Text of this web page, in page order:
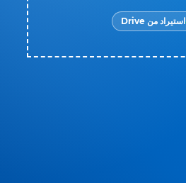
استيراد من Drive